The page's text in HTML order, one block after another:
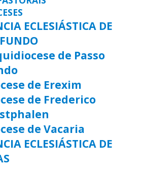
ECLESIÁSTICA DE
de Passo
de Erexim
de Frederico
de Vacaria
ECLESIÁSTICA DE